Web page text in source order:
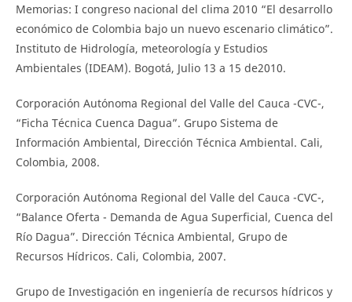
Memorias: I congreso nacional del clima 2010 “El desarrollo
económico de Colombia bajo un nuevo escenario climático”.
Instituto de Hidrología, meteorología y Estudios
Ambientales (IDEAM). Bogotá, Julio 13 a 15 de2010.
Corporación Autónoma Regional del Valle del Cauca -CVC-,
“Ficha Técnica Cuenca Dagua”. Grupo Sistema de
Información Ambiental, Dirección Técnica Ambiental. Cali,
Colombia, 2008.
Corporación Autónoma Regional del Valle del Cauca -CVC-,
“Balance Oferta - Demanda de Agua Superficial, Cuenca del
Río Dagua”. Dirección Técnica Ambiental, Grupo de
Recursos Hídricos. Cali, Colombia, 2007.
Grupo de Investigación en ingeniería de recursos hídricos y